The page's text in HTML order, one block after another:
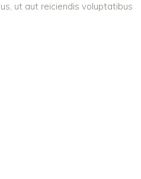
ut aut reiciendis voluptatibus